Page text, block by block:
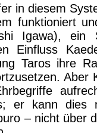
in diesem
funktioniert
Igawa), ein
Einfluss
Taros ihre
Aber
er kann dies
– nicht über